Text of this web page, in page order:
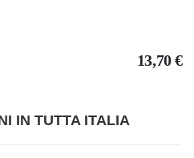
13,70€
IN TUTTA ITALIA